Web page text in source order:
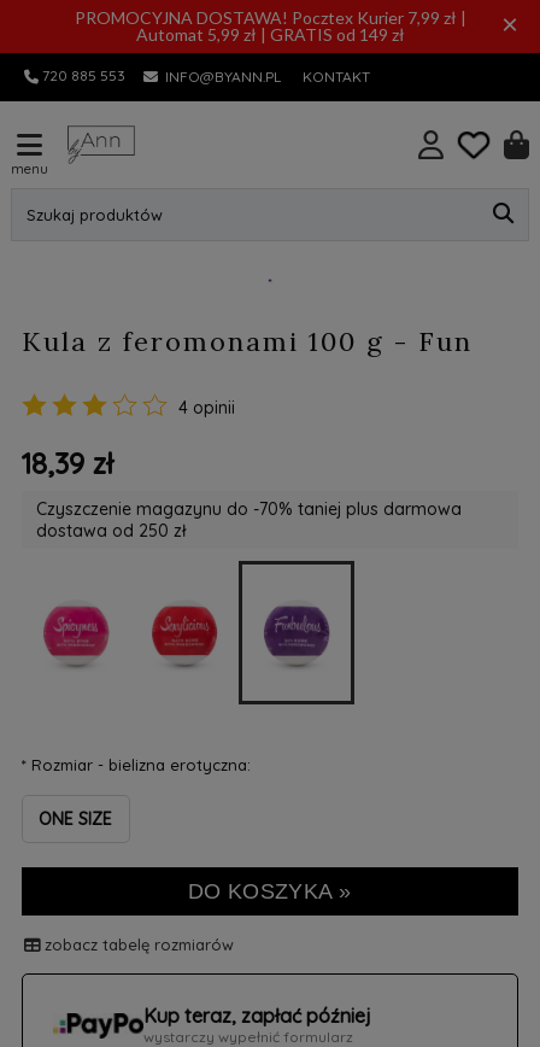
PROMOCYJNA DOSTAWA! Pocztex Kurier 7,99 zł |
Automat 5,99 zł | GRATIS od 149 zł
×
720 885 553 INFO@BYANN.PL KONTAKT
menu
Szukaj produktów
Kula z feromonami 100 g - Fun
4 opinii
18,39 zł
Czyszczenie magazynu do -70% taniej plus darmowa
dostawa od 250 zł
*Rozmiar - bielizna erotyczna:
ONE SIZE
DO KOSZYKA »
zobacz tabelę rozmiarów
Kup teraz, zapłać później
wystarczy wypełnić formularz